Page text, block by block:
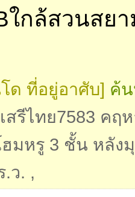
ใกล้สวนสย
ด ที่อยู่อาศับ] ค้
สรีไทย7583 คฤ
ฮมหรู 3 ชั้น หลัง
.ว. ,